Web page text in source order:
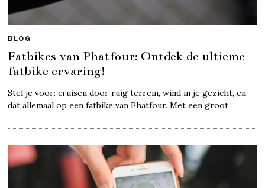
BLOG
Fatbikes van Phatfour: Ontdek de ultieme
fatbike ervaring!
Stel je voor: cruisen door ruig terrein, wind in je gezicht, en
dat allemaal op een fatbike van Phatfour. Met een groot